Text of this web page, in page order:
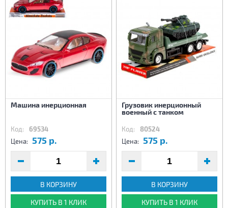
Машина инерционная
Код: 69534
Цена: 575 р.
В КОРЗИНУ
КУПИТЬ В 1 КЛИК
Грузовик инерционный
военный с танком
Код: 80524
Цена: 575 р.
В КОРЗИНУ
КУПИТЬ В 1 КЛИК